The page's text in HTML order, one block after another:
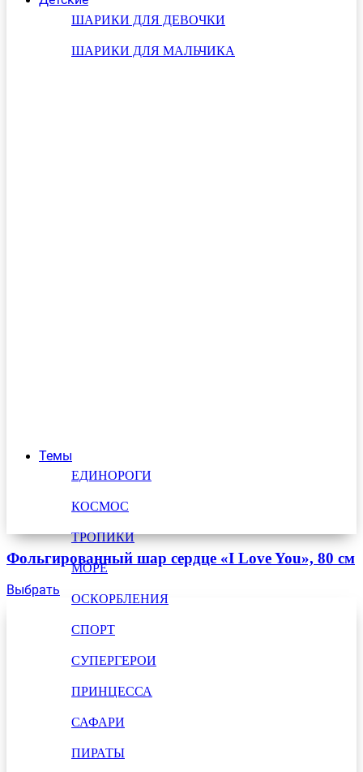
ШАРИКИ ДЛЯ ДЕВОЧКИ
ШАРИКИ ДЛЯ МАЛЬЧИКА
Темы
ЕДИНОРОГИ
КОСМОС
ТРОПИКИ
МОРЕ
ОСКОРБЛЕНИЯ
СПОРТ
СУПЕРГЕРОИ
ПРИНЦЕССА
САФАРИ
ПИРАТЫ
Фольгированный шар сердце «I Love You», 80 см
Выбрать